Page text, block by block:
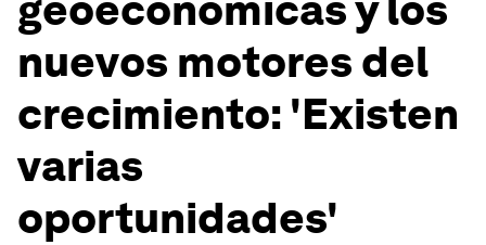
nuevos motores del
crecimiento: 'Existen
varias
oportunidades'